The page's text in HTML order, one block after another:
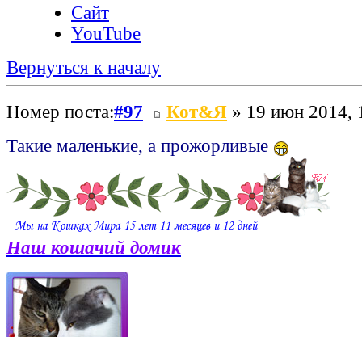
Сайт
YouTube
Вернуться к началу
Номер поста:#97 Кот&Я » 19 июн 2014,
Такие маленькие, а прожорливые
Наш кошачий домик